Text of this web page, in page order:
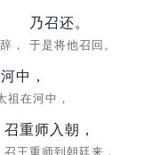
，
乃召还。
于是将他召回。
中，
祖在河中，
召重师入朝，
召王重师到朝廷来，